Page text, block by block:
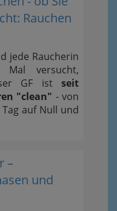
Rauchen
jede Raucherin
versucht,
GF ist seit
"clean" - von
auf Null und
–
und